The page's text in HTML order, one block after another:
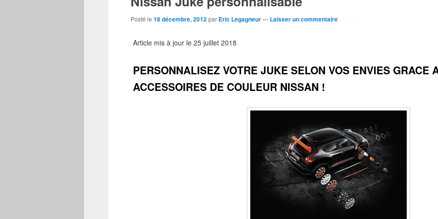
Posté le 18 décembre, 2012par Eric Legagneur— Laisser un commentaire
Article mis à jour le 25 juillet 2018
PERSONNALISEZ VOTRE JUKE SELON VOS ENVIES GRACE
ACCESSOIRES DE COULEUR NISSAN !